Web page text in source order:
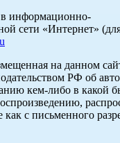
информационно-
сети «Интернет»
на данном
РФ об
кем-либо в какой
как с письменного